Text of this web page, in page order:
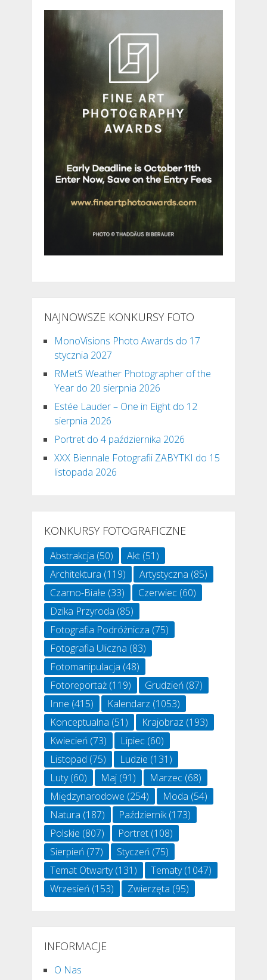
NAJNOWSZE KONKURSY FOTO
MonoVisions Photo Awards do 17
stycznia 2027
RMetS Weather Photographer of the
Year do 20 sierpnia 2026
Estée Lauder – One in Eight do 12
sierpnia 2026
Portret do 4 października 2026
XXX Biennale Fotografii ZABYTKI do 15
listopada 2026
KONKURSY FOTOGRAFICZNE
Abstrakcja (50) Akt(51)
Architektura (119) Artystyczna (85)
Czarno-Białe (33) Czerwiec(60)
Dzika Przyroda (85)
Fotografia Podróżnicza (75)
Fotografia Uliczna (83)
Fotomanipulacja (48)
Fotoreportaż(119) Grudzień(87)
Inne (415) Kalendarz (1053)
Konceptualna (51) Krajobraz (193)
Kwiecień(73) Lipiec(60)
Listopad (75) Ludzie (131)
Luty(60) Maj(91) Marzec(68)
Międzynarodowe (254) Moda (54)
Natura (187) Październik(173)
Polskie (807) Portret(108)
Sierpień(77) Styczeń(75)
Temat Otwarty(131) Tematy(1047)
Wrzesień(153) Zwierzęta (95)
INFORMACJE
O Nas